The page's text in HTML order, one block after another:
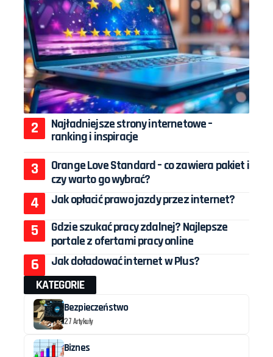
Najładniejsze strony internetowe –
ranking i inspiracje
Orange Love Standard – co zawiera pakiet i
czy warto go wybrać?
Jak opłacić prawo jazdy przez internet?
Gdzie szukać pracy zdalnej? Najlepsze
portale z ofertami pracy online
Jak doładować internet w Plus?
KATEGORIE
Bezpieczeństwo
27 Artykuły
Biznes